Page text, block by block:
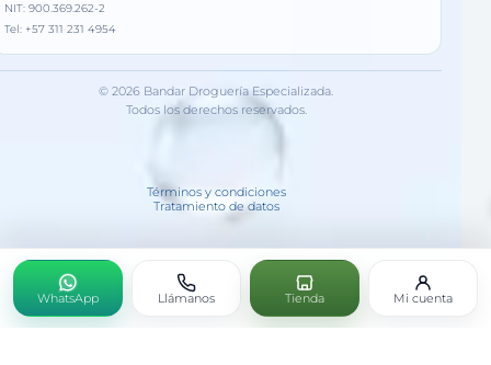
NIT: 900.369.262-2
Tel: +57 311 231 4954
© 2026 Bandar Droguería Especializada.
Todos los derechos reservados.
Términos y condiciones
Tratamiento de datos
WhatsApp Llámanos Tienda Mi cuenta